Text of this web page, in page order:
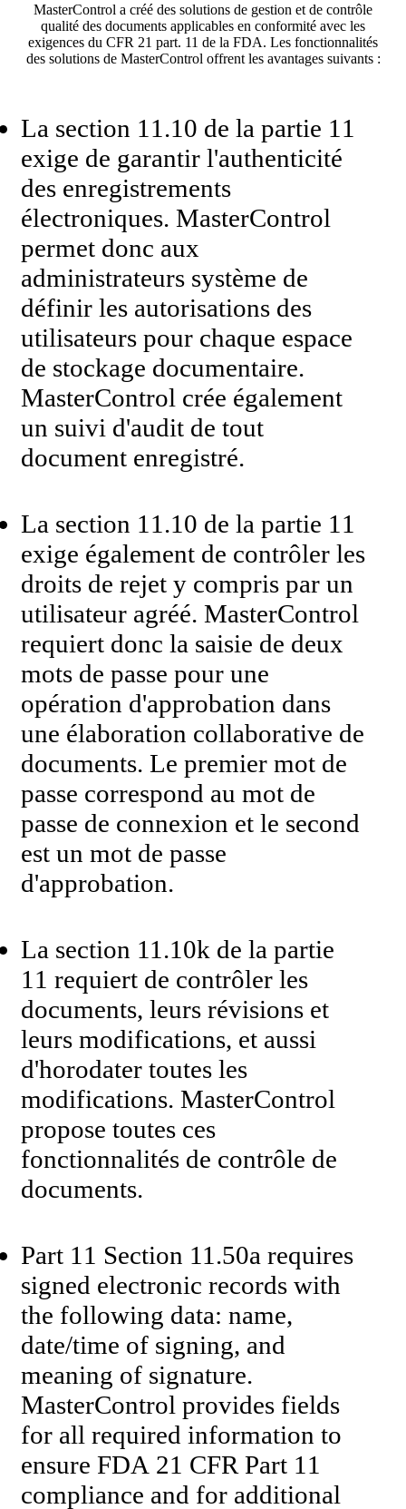
MasterControl a créé des solutions de gestion et de contrôle
qualité des documents applicables en conformité avec les
exigences du CFR 21 part. 11 de la FDA. Les fonctionnalités
des solutions de MasterControl offrent les avantages suivants :
La section 11.10 de la partie 11
exige de garantir l'authenticité
des enregistrements
électroniques. MasterControl
permet donc aux
administrateurs système de
définir les autorisations des
utilisateurs pour chaque espace
de stockage documentaire.
MasterControl crée également
un suivi d'audit de tout
document enregistré.
La section 11.10 de la partie 11
exige également de contrôler les
droits de rejet y compris par un
utilisateur agréé. MasterControl
requiert donc la saisie de deux
mots de passe pour une
opération d'approbation dans
une élaboration collaborative de
documents. Le premier mot de
passe correspond au mot de
passe de connexion et le second
est un mot de passe
d'approbation.
La section 11.10k de la partie
11 requiert de contrôler les
documents, leurs révisions et
leurs modifications, et aussi
d'horodater toutes les
modifications. MasterControl
propose toutes ces
fonctionnalités de contrôle de
documents.
Part 11 Section 11.50a requires
signed electronic records with
the following data: name,
date/time of signing, and
meaning of signature.
MasterControl provides fields
for all required information to
ensure FDA 21 CFR Part 11
compliance and for additional